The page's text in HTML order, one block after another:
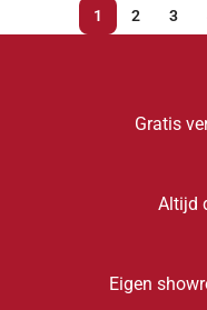
1 2 3
Gratis
Altijd
Eigen